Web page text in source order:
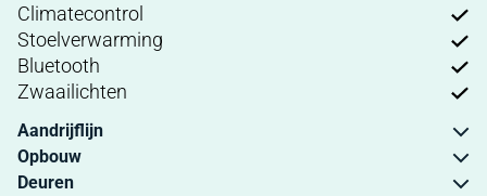
Climatecontrol
Stoelverwarming
Bluetooth
Zwaailichten
Aandrijflijn
Opbouw
Deuren